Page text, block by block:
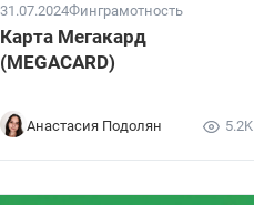
31.07.2024Финграмотность
Карта Мегакард
(MEGACARD)
Анастасия Подолян 5.2K